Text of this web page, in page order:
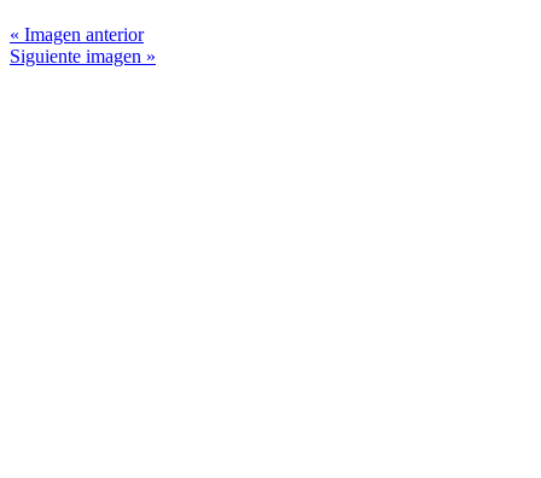
« Imagen anterior
Siguiente imagen »